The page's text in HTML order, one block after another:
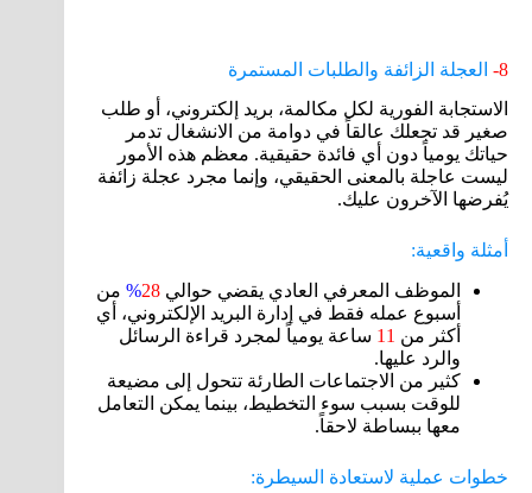
8-
العجلة الزائفة والطلبات المستمرة
الاستجابة الفورية لكل مكالمة، بريد إلكتروني، أو طلب
صغير قد تجعلك عالقاً في دوامة من الانشغال تدمر
حياتك يومياً دون أي فائدة حقيقية. معظم هذه الأمور
ليست عاجلة بالمعنى الحقيقي، وإنما مجرد عجلة زائفة
يُفرضها الآخرون عليك.
أمثلة واقعية:
الموظف المعرفي العادي يقضي حوالي 28
% من
أسبوع عمله فقط في إدارة البريد الإلكتروني، أي
أكثر من 11 ساعة يومياً لمجرد قراءة الرسائل
والرد عليها.
كثير من الاجتماعات الطارئة تتحول إلى مضيعة
للوقت بسبب سوء التخطيط، بينما يمكن التعامل
معها ببساطة لاحقاً.
خطوات عملية لاستعادة السيطرة: